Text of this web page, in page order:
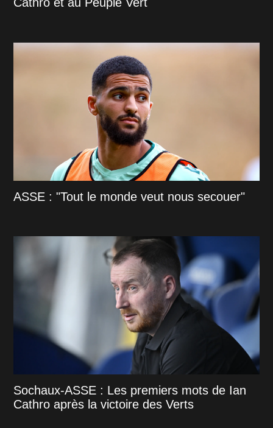
ASSE : "Tout le monde veut nous secouer"
Sochaux-ASSE : Les premiers mots de Ian
Cathro après la victoire des Verts